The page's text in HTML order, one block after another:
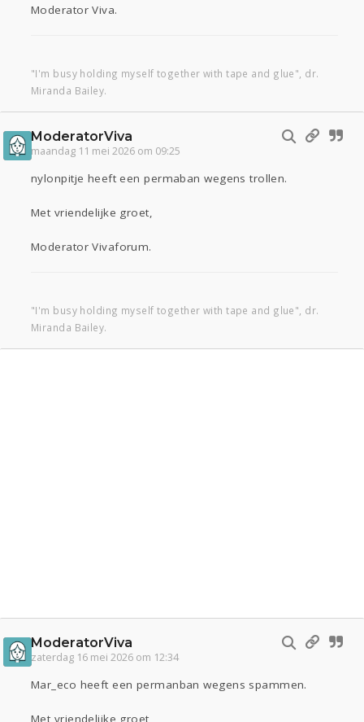
Moderator Viva.
"I'm busy holding myself together with tape and glue", dr.
Miranda Bailey.
ModeratorViva
maandag 11 mei 2026 om 09:25
nylonpitje heeft een permaban wegens trollen.
Met vriendelijke groet,
Moderator Vivaforum.
"I'm busy holding myself together with tape and glue", dr.
Miranda Bailey.
ModeratorViva
zaterdag 16 mei 2026 om 12:34
Mar_eco heeft een permanban wegens spammen.
Met vriendelijke groet,